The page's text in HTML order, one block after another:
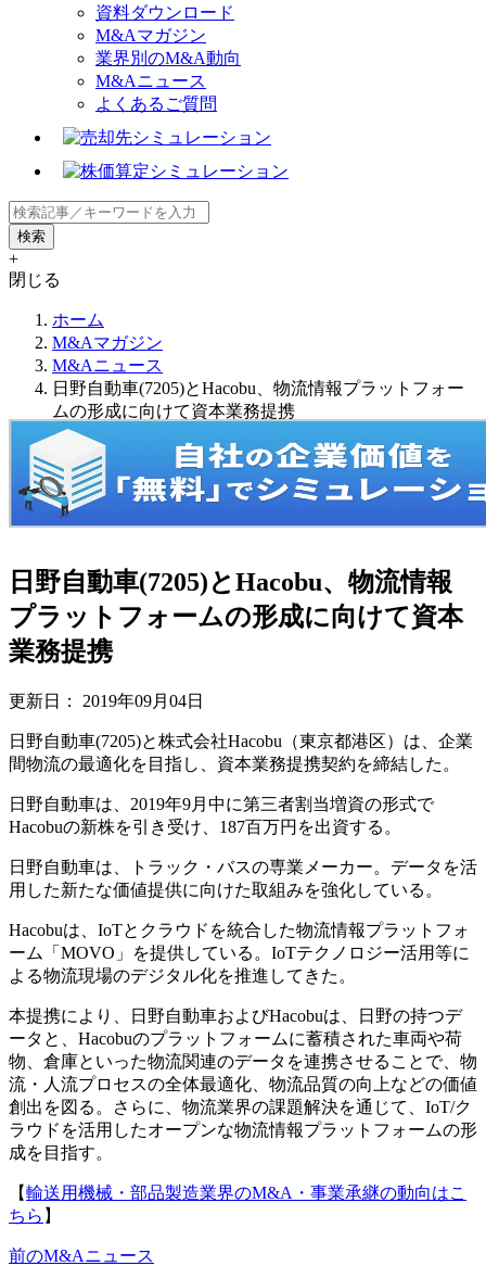
資料ダウンロード
M&Aマガジン
業界別のM&A動向
M&Aニュース
よくあるご質問
+
閉じる
ホーム
M&Aマガジン
M&Aニュース
日野自動車(7205)とHacobu、物流情報プラットフォー
ムの形成に向けて資本業務提携
日野自動車(7205)とHacobu、物流情報
プラットフォームの形成に向けて資本
業務提携
更新日： 2019年09月04日
日野自動車(7205)と株式会社Hacobu（東京都港区）は、企業
間物流の最適化を目指し、資本業務提携契約を締結した。
日野自動車は、2019年9月中に第三者割当増資の形式で
Hacobuの新株を引き受け、187百万円を出資する。
日野自動車は、トラック・バスの専業メーカー。データを活
用した新たな価値提供に向けた取組みを強化している。
Hacobuは、IoTとクラウドを統合した物流情報プラットフォ
ーム「MOVO」を提供している。IoTテクノロジー活用等に
よる物流現場のデジタル化を推進してきた。
本提携により、日野自動車およびHacobuは、日野の持つデ
ータと、Hacobuのプラットフォームに蓄積された車両や荷
物、倉庫といった物流関連のデータを連携させることで、物
流・人流プロセスの全体最適化、物流品質の向上などの価値
創出を図る。さらに、物流業界の課題解決を通じて、IoT/ク
ラウドを活用したオープンな物流情報プラットフォームの形
成を目指す。
【輸送用機械・部品製造業界のM&A・事業承継の動向はこ
ちら 】
前のM&Aニュース